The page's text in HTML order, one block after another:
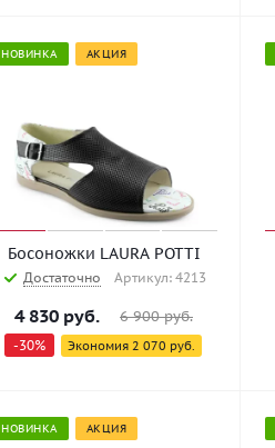
НОВИНКА АКЦИЯ
Босоножки LAURA POTTI
Достаточно Артикул: 4213
4 830 руб. 6 900руб.
-30% Экономия 2 070 руб.
НОВИНКА АКЦИЯ